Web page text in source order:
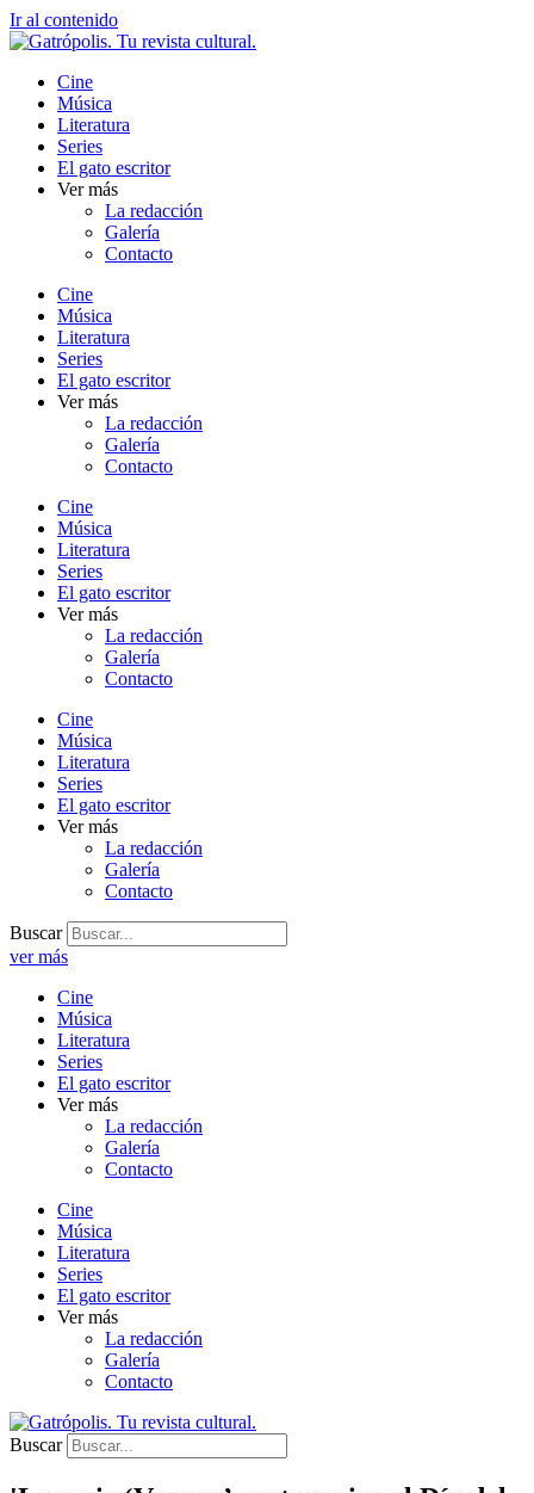
Ir al contenido
Cine
Música
Literatura
Series
El gato escritor
Ver más
La redacción
Galería
Contacto
Cine
Música
Literatura
Series
El gato escritor
Ver más
La redacción
Galería
Contacto
Cine
Música
Literatura
Series
El gato escritor
Ver más
La redacción
Galería
Contacto
Cine
Música
Literatura
Series
El gato escritor
Ver más
La redacción
Galería
Contacto
Buscar
ver más
Cine
Música
Literatura
Series
El gato escritor
Ver más
La redacción
Galería
Contacto
Cine
Música
Literatura
Series
El gato escritor
Ver más
La redacción
Galería
Contacto
Buscar